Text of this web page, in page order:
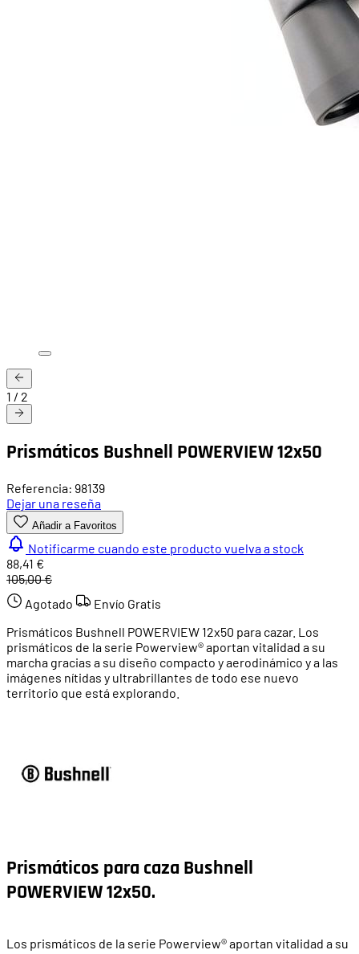
1 / 2
Prismáticos Bushnell POWERVIEW 12x50
Referencia: 98139
Dejar una reseña
Añadir a Favoritos
Notificarme cuando este producto vuelva a stock
88,41 €
105,00 €
Agotado
Envío Gratis
Prismáticos Bushnell POWERVIEW 12x50 para cazar. Los
prismáticos de la serie Powerview® aportan vitalidad a su
marcha gracias a su diseño compacto y aerodinámico y a las
imágenes nítidas y ultrabrillantes de todo ese nuevo
territorio que está explorando.
Prismáticos para caza Bushnell
POWERVIEW 12x50.
Los prismáticos de la serie Powerview® aportan vitalidad a su